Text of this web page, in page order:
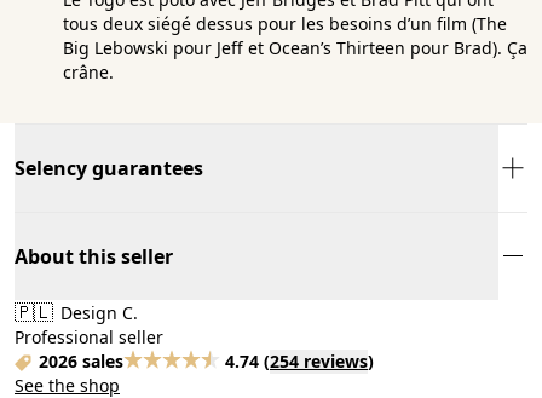
tous deux siégé dessus pour les besoins d’un film (The
Big Lebowski pour Jeff et Ocean’s Thirteen pour Brad). Ça
crâne.
Selency guarantees
About this seller
🇵🇱 Design C.
Professional seller
2026 sales
4.74 (254 reviews)
See the shop